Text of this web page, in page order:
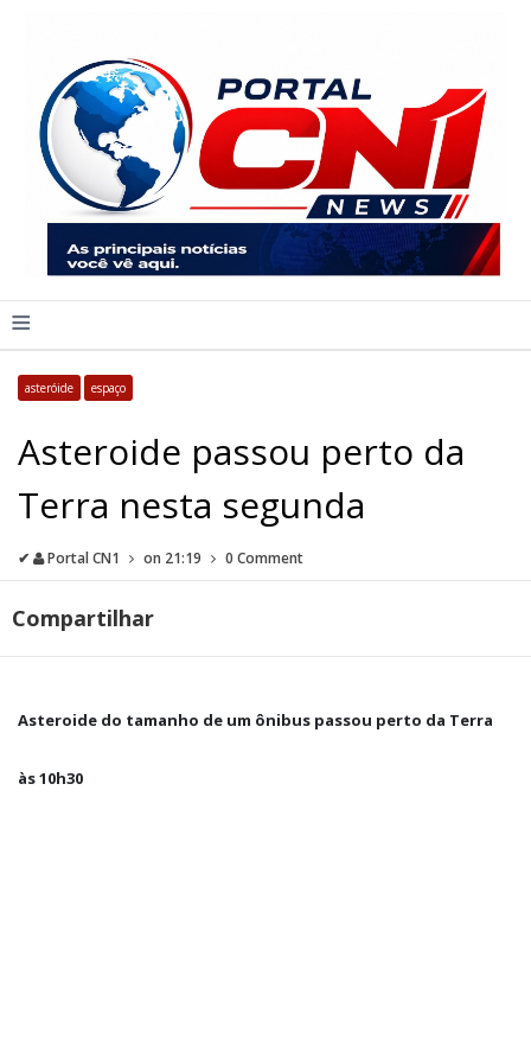
≡
asteróide espaço
Asteroide passou perto da
Terra nesta segunda
✔ Portal CN1 on 21:19 0 Comment
Compartilhar
Asteroide do tamanho de um ônibus passou perto da Terra
às 10h30